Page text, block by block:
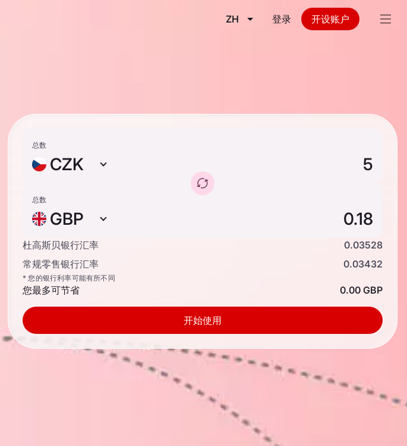
ZH 登录 开设账户
总数
CZK
总数
GBP
杜高斯贝银行汇率
0.03528
常规零售银行汇率
0.03432
* 您的银行利率可能有所不同
您最多可节省 0.00 GBP
开始使用